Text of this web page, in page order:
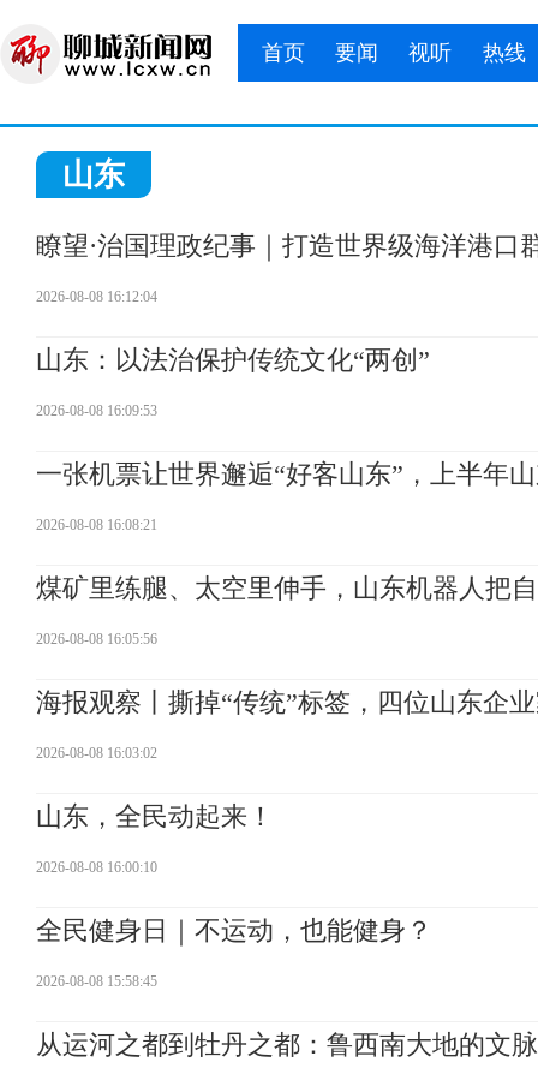
首页 要闻 视听 热线
山东
瞭望·治国理政纪事｜打造世界级海洋港口
2026-08-08 16:12:04
山东：以法治保护传统文化“两创”
2026-08-08 16:09:53
一张机票让世界邂逅“好客山东”，上半年
2026-08-08 16:08:21
煤矿里练腿、太空里伸手，山东机器人把
2026-08-08 16:05:56
海报观察丨撕掉“传统”标签，四位山东企
2026-08-08 16:03:02
山东，全民动起来！
2026-08-08 16:00:10
全民健身日｜不运动，也能健身？
2026-08-08 15:58:45
从运河之都到牡丹之都：鲁西南大地的文